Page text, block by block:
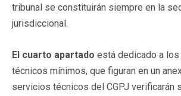
tribunal se constituirán siempre en la
jurisdiccional.
El cuarto apartado está dedicado a
técnicos mínimos, que figuran en un
servicios técnicos del CGPJ verificarán